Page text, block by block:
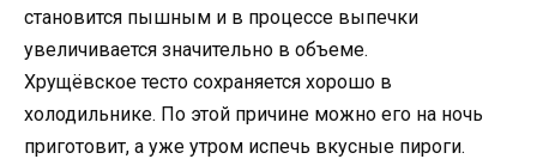
становится пышным и в процессе выпечки
увеличивается значительно в объеме.
Хрущёвское тесто сохраняется хорошо в
холодильнике. По этой причине можно его на ночь
приготовит, а уже утром испечь вкусные пироги.